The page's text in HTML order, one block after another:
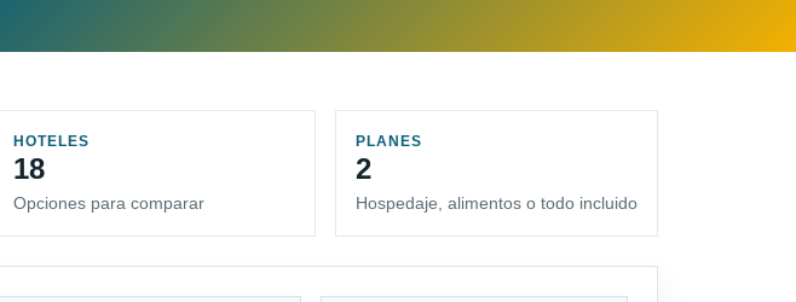
HOTELES
18
Opciones para comparar
PLANES
2
Hospedaje, alimentos o todo incluido